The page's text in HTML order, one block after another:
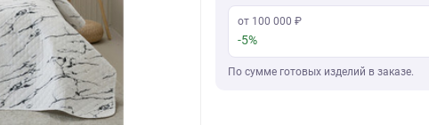
от 100 000 ₽
-5%
По сумме готовых изделий в заказе.